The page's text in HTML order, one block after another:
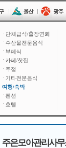
단체급식/출장연회
수산물전문음식
부페식
카페/찻집
주점
기타전문음식
여행/숙박
펜션
호텔
주은모아관리사